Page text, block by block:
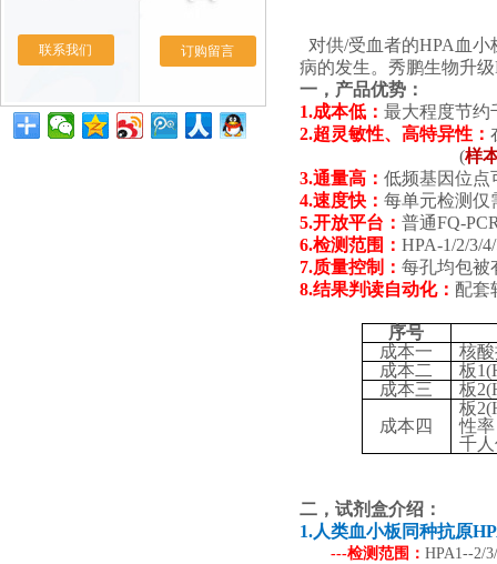
对供/受血者的HPA血
病的发生。秀鹏生物升
一，产品优势：
1.成本低 ： 最大程度节约
2.超灵敏性、高特异性：
(样
3.通量高： 低频基因位点
4.速度快： 每单元检测仅
5.开放平台： 普通FQ-
6.检测范围： HPA-1/2/3/
7.质量控制： 每孔均包被
8.结果判读自动化： 配套
序号
成本一
核
成本二
板
成本三
板
成本四
板
性
千
二 ， 试剂盒介绍 ：
1.人类血小板同种抗原
---检测范围： HPA1--2/
联系我们 订购留言